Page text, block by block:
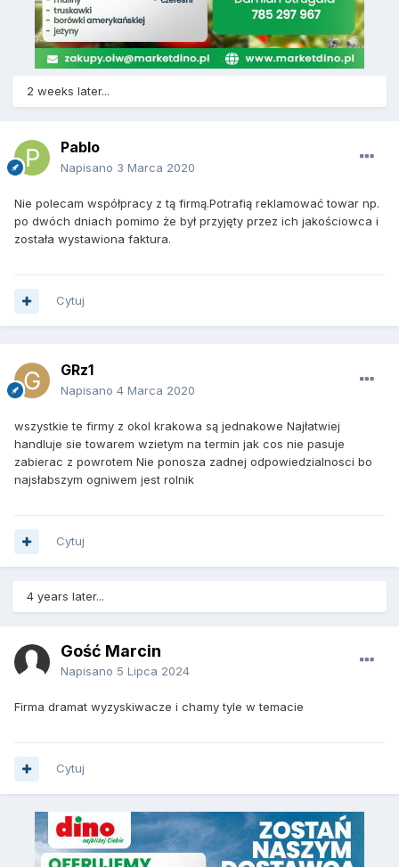
2 weeks later...
Pablo
Napisano 3 Marca 2020
Nie polecam współpracy z tą firmą.Potrafią reklamować towar np.
po dwóch dniach pomimo że był przyjęty przez ich jakościowca i
została wystawiona faktura.
Cytuj
GRz1
Napisano 4 Marca 2020
wszystkie te firmy z okol krakowa są jednakowe Najłatwiej
handluje sie towarem wzietym na termin jak cos nie pasuje
zabierac z powrotem Nie ponosza zadnej odpowiedzialnosci bo
najsłabszym ogniwem jest rolnik
Cytuj
4 years later...
Gość Marcin
Napisano 5 Lipca 2024
Firma dramat wyzyskiwacze i chamy tyle w temacie
Cytuj